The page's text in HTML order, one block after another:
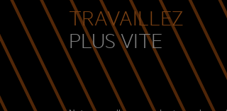
TRAVAILLEZ
PLUS VITE